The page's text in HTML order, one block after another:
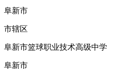
阜新市
市辖区
阜新市篮球职业技术高级中学
阜新市